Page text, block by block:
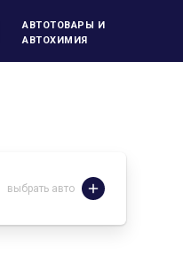
АВТОТОВАРЫ И
АВТОХИМИЯ
выбрать авто